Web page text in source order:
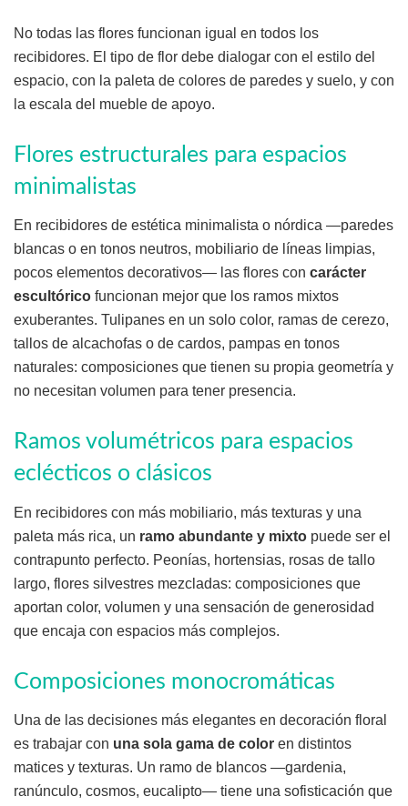
No todas las flores funcionan igual en todos los
recibidores. El tipo de flor debe dialogar con el estilo del
espacio, con la paleta de colores de paredes y suelo, y con
la escala del mueble de apoyo.
Flores estructurales para espacios
minimalistas
En recibidores de estética minimalista o nórdica —paredes
blancas o en tonos neutros, mobiliario de líneas limpias,
pocos elementos decorativos— las flores con carácter
escultórico funcionan mejor que los ramos mixtos
exuberantes. Tulipanes en un solo color, ramas de cerezo,
tallos de alcachofas o de cardos, pampas en tonos
naturales: composiciones que tienen su propia geometría y
no necesitan volumen para tener presencia.
Ramos volumétricos para espacios
eclécticos o clásicos
En recibidores con más mobiliario, más texturas y una
paleta más rica, un ramo abundante y mixto puede ser el
contrapunto perfecto. Peonías, hortensias, rosas de tallo
largo, flores silvestres mezcladas: composiciones que
aportan color, volumen y una sensación de generosidad
que encaja con espacios más complejos.
Composiciones monocromáticas
Una de las decisiones más elegantes en decoración floral
es trabajar con una sola gama de color en distintos
matices y texturas. Un ramo de blancos —gardenia,
ranúnculo, cosmos, eucalipto— tiene una sofisticación que